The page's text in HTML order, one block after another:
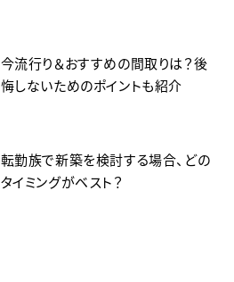
今流行り＆おすすめの間取りは？後
悔しないためのポイントも紹介
転勤族で新築を検討する場合、どの
タイミングがベスト？